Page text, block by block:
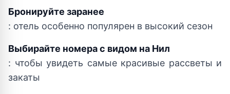
Бронируйте заранее
: отель особенно популярен в высокий сезон
Выбирайте номера с видом на Нил
: чтобы увидеть самые красивые рассветы и
закаты